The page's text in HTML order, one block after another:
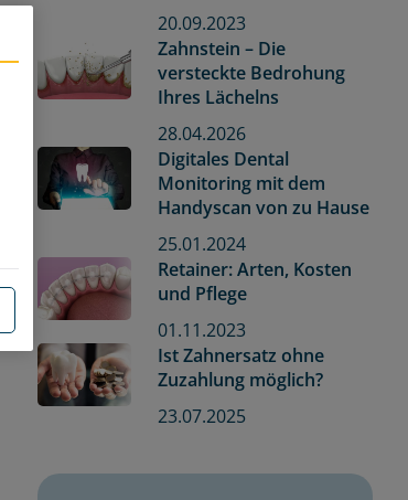
20.09.2023
Zahnstein – Die
versteckte Bedrohung
Ihres Lächelns
28.04.2026
Digitales Dental
Monitoring mit dem
Handyscan von zu Hause
25.01.2024
Retainer: Arten, Kosten
und Pflege
01.11.2023
Ist Zahnersatz ohne
Zuzahlung möglich?
23.07.2025